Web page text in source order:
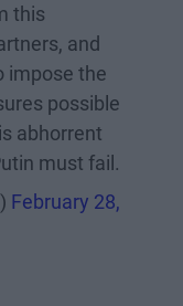
this
and
impose the
possible
abhorrent
must fail.
February 28,